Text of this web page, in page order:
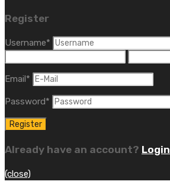
Register
Username*
Email*
Password*
Already have an account? Login
(close)